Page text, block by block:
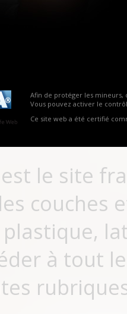
Afin de protéger les mineurs,
Vous pouvez activer le
Ce site web a été certifié
le site
couches
à tout